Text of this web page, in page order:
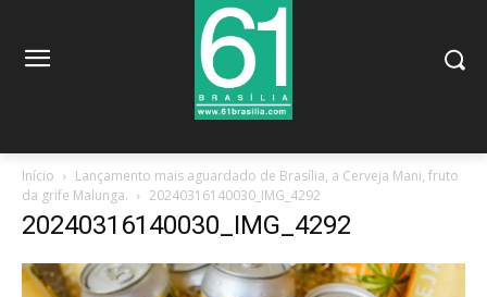
Início
Lançamento mais aguardado de Brasília, a Cerveja Mani, fruto
da grife Malunga.
20240316140030_IMG_4292
20240316140030_IMG_4292